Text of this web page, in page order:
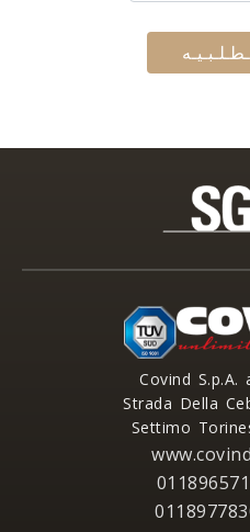
Covind
Strada Della